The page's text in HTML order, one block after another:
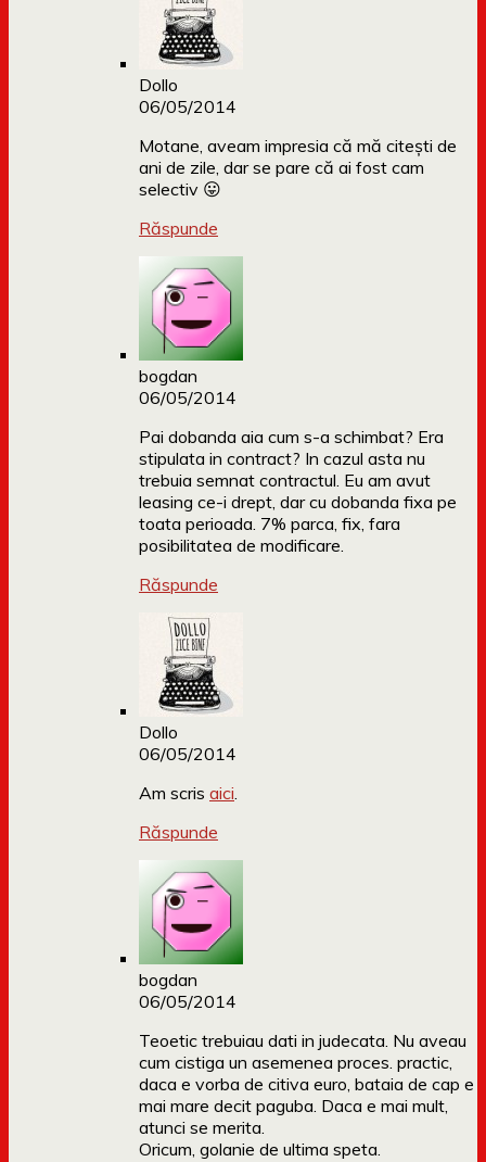
Dollo
06/05/2014
Motane, aveam impresia că mă citești de
ani de zile, dar se pare că ai fost cam
selectiv 😛
Răspunde
bogdan
06/05/2014
Pai dobanda aia cum s-a schimbat? Era
stipulata in contract? In cazul asta nu
trebuia semnat contractul. Eu am avut
leasing ce-i drept, dar cu dobanda fixa pe
toata perioada. 7% parca, fix, fara
posibilitatea de modificare.
Răspunde
Dollo
06/05/2014
Am scris aici.
Răspunde
bogdan
06/05/2014
Teoetic trebuiau dati in judecata. Nu aveau
cum cistiga un asemenea proces. practic,
daca e vorba de citiva euro, bataia de cap e
mai mare decit paguba. Daca e mai mult,
atunci se merita.
Oricum, golanie de ultima speta.